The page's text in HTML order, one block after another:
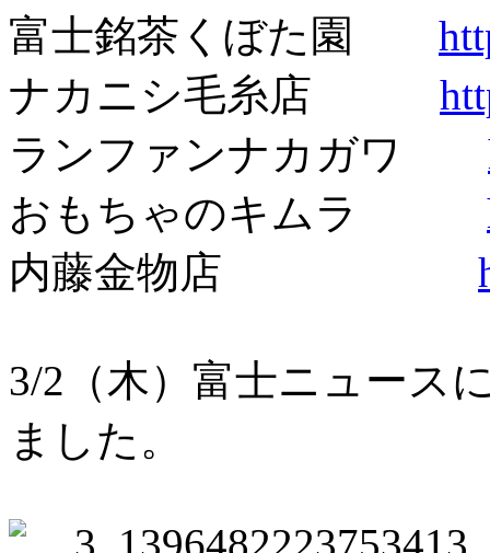
富士銘茶くぼた園
ナカニシ毛糸店
ランファンナカガワ
おもちゃのキムラ
内藤金物店
3/2（木）富士ニュース
ました。